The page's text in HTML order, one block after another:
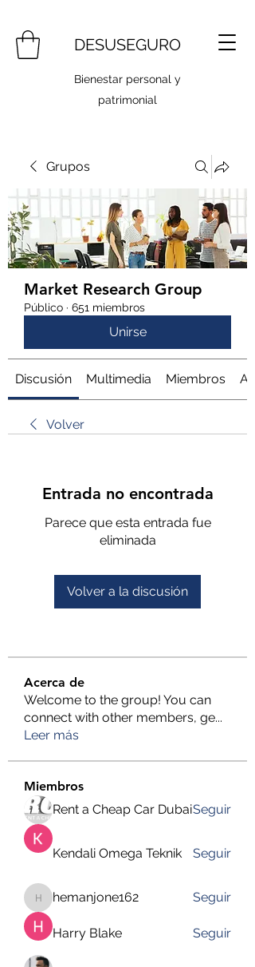
DESUSEGURO
Bienestar personal y
patrimonial
Grupos
Market Research Group
Público · 651 miembros
Unirse
Discusión Multimedia Miembros
Volver
Entrada no encontrada
Parece que esta entrada fue
eliminada
Volver a la discusión
Acerca de
Welcome to the group! You can
connect with other members, ge...
Leer más
Miembros
Rent a Cheap Car DubaiSeguir
Kendali Omega Teknik Seguir
hemanjone162
hemanjone162 Seguir
Harry Blake Seguir